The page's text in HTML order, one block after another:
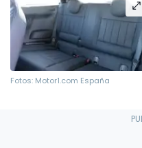
Fotos: Motor1.com España